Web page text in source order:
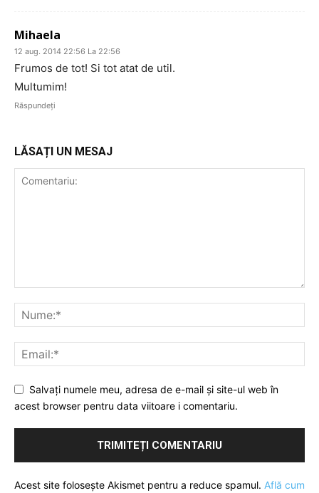
Mihaela
12 aug. 2014 22:56 La 22:56
Frumos de tot! Si tot atat de util.
Multumim!
Răspundeți
LĂSAȚI UN MESAJ
Salvați numele meu, adresa de e-mail și site-ul web în
acest browser pentru data viitoare i comentariu.
Acest site folosește Akismet pentru a reduce spamul. Află cum